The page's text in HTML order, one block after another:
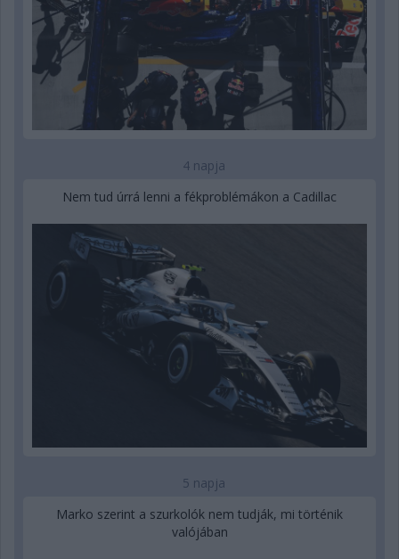
4 napja
Nem tud úrrá lenni a fékproblémákon a Cadillac
5 napja
Marko szerint a szurkolók nem tudják, mi történik
valójában